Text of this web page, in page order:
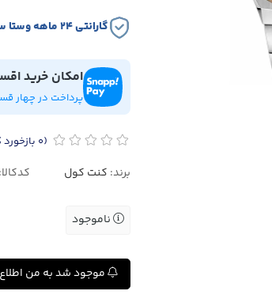
گارانتی ۲۴ ماهه وستا سرویس
امکان خرید
پرداخت در چهار
(0 بازخورد
برند: کنت کول کدکالا:
ناموجود
موجود شد به من